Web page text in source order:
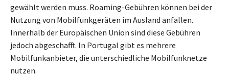
gewählt werden muss. Roaming-Gebühren können bei der
Nutzung von Mobilfunkgeräten im Ausland anfallen.
Innerhalb der Europäischen Union sind diese Gebühren
jedoch abgeschafft. In Portugal gibt es mehrere
Mobilfunkanbieter, die unterschiedliche Mobilfunknetze
nutzen.